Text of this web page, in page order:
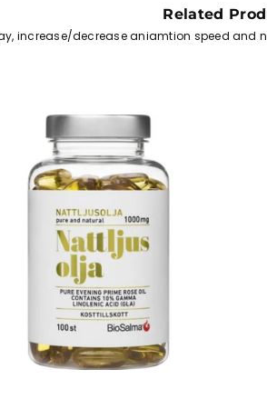
Related
increase/decrease aniamtion speed and